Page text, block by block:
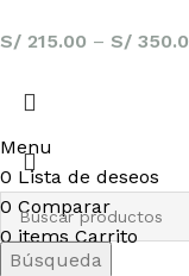
S/ 215.00 – S/
Búsqueda
Menu
0 Lista de deseos
0 Comparar
0items Carrito